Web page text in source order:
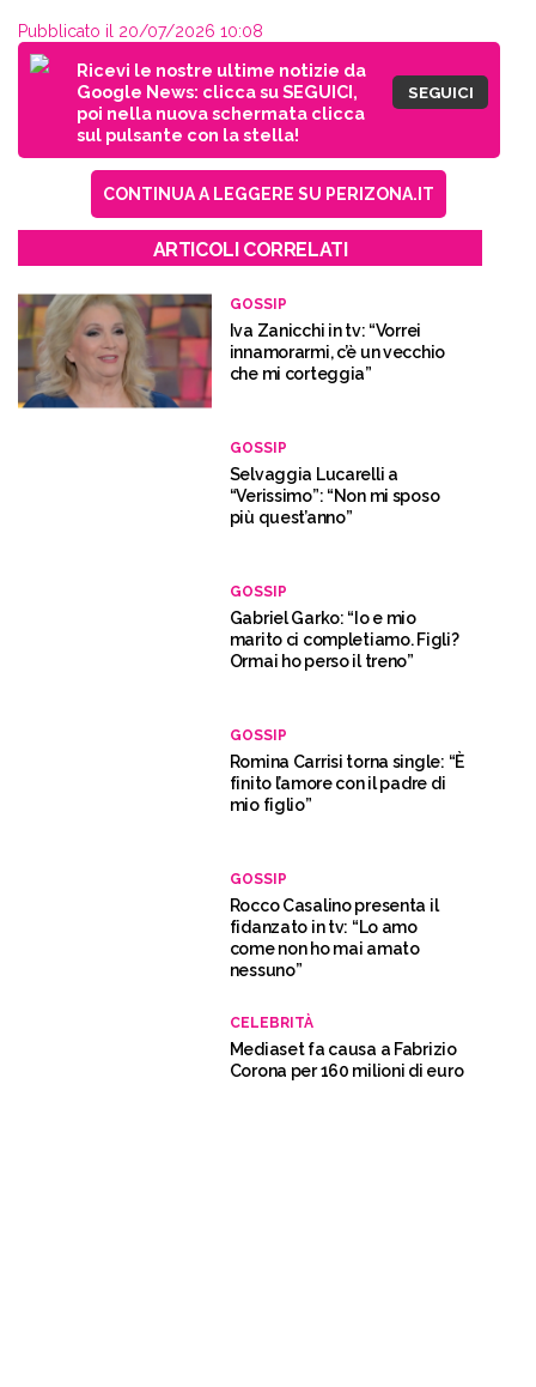
Pubblicato il 20/07/2026 10:08
Ricevi le nostre ultime notizie da
Google News: clicca su SEGUICI,
poi nella nuova schermata clicca
sul pulsante con la stella!
SEGUICI
CONTINUA A LEGGERE SU PERIZONA.IT
ARTICOLI CORRELATI
GOSSIP
Iva Zanicchi in tv: “Vorrei
innamorarmi, c’è un vecchio
che mi corteggia”
GOSSIP
Selvaggia Lucarelli a
“Verissimo”: “Non mi sposo
più quest’anno”
GOSSIP
Gabriel Garko: “Io e mio
marito ci completiamo. Figli?
Ormai ho perso il treno”
GOSSIP
Romina Carrisi torna single: “È
finito l’amore con il padre di
mio figlio”
GOSSIP
Rocco Casalino presenta il
fidanzato in tv: “Lo amo
come non ho mai amato
nessuno”
CELEBRITÀ
Mediaset fa causa a Fabrizio
Corona per 160 milioni di euro